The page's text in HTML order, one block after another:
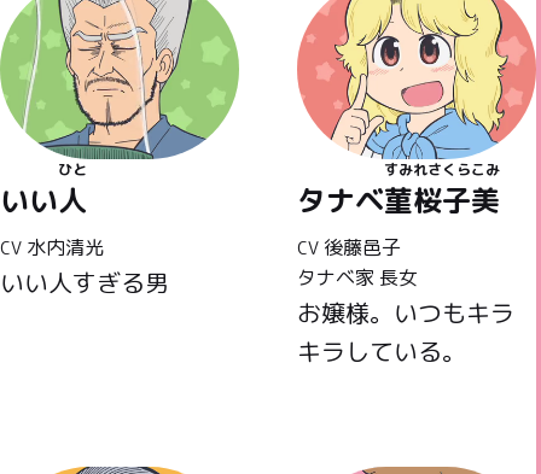
いい人
ひと
CV 水内清光
いい人すぎる男
タナベ菫桜子美
すみれさくらこみ
CV 後藤邑子
タナベ家 長女
お嬢様。いつもキラ
キラしている。